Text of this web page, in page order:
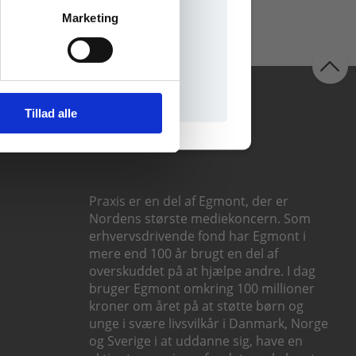
Marketing
Tillad alle
Praxis er en del af Egmont, der er
Nordens største mediekoncern. Som
erhvervsdrivende fond har Egmont i
mere end 100 år brugt en del af
overskuddet på at hjælpe andre. I dag
bruger Egmont omkring 100 millioner
kroner om året på at støtte børn og
unge i svære livsvilkår i Danmark, Norge
og Sverige i at uddanne sig, have en